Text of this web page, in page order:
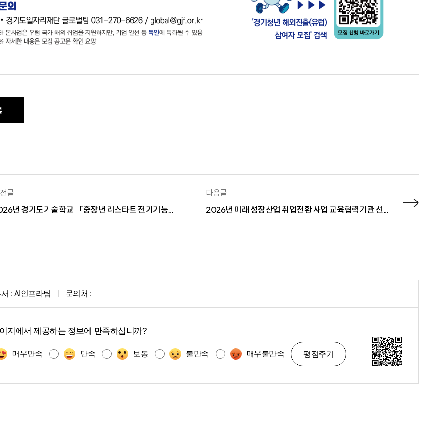
글
2026년 경기도기술학교 「중장년 리스타트 전기기능사」 자격증전문과정 교육생 모집
다음글
2026년 미래 성장산업 취업전환 사업 교육협력기관 선정공고
: AI인프라팀 문의처 :
지에서 제공하는 정보에 만족하십니까?
매우만족 만족 보통 불만족 매우불만족